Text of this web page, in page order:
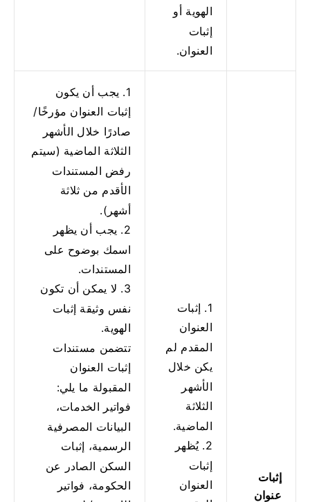
الهوية أو
إثبات
العنوان.
إثبات
عنوان
1. إثبات
العنوان
المقدم لم
يكن خلال
الأشهر
الثلاثة
الماضية.
2. يُظهر
إثبات
العنوان
1. يجب أن يكون
إثبات العنوان مؤرخًا/
صادرًا خلال الأشهر
الثلاثة الماضية (سيتم
رفض المستندات
الأقدم من ثلاثة
أشهر).
2. يجب أن يظهر
اسمك بوضوح على
المستندات.
3. لا يمكن أن تكون
نفس وثيقة إثبات
الهوية.
تتضمن مستندات
إثبات العنوان
المقبولة ما يلي:
فواتير الخدمات،
البيانات المصرفية
الرسمية، إثبات
السكن الصادر عن
الحكومة، فواتير